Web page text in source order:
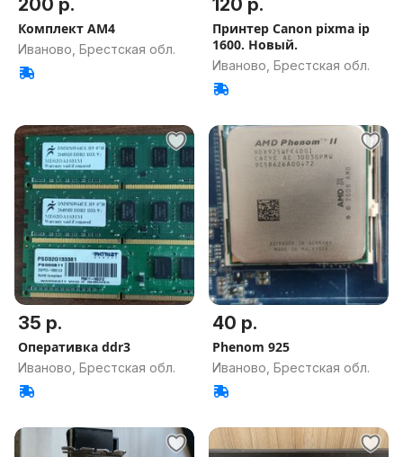
200 р.
Комплект AM4
Иваново, Брестская обл.
120 р.
Принтер Canon pixma ip
1600. Новый.
Иваново, Брестская обл.
35 р.
Оперативка ddr3
Иваново, Брестская обл.
40 р.
Phenom 925
Иваново, Брестская обл.